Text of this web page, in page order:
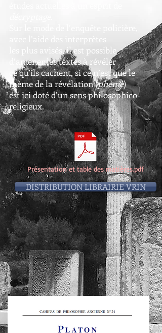
avec l’aide des interprètes
les plus avisés, il est possible
d’amener les textes à révéler
ce qu’ils cachent, si ce n’est que le
thème de la révélation (phèmè)
est ici doté d’un sens philosophico-
religieux.
Présentation et table des matières.pdf
DISTRIBUTION LIBRAIRIE VRIN